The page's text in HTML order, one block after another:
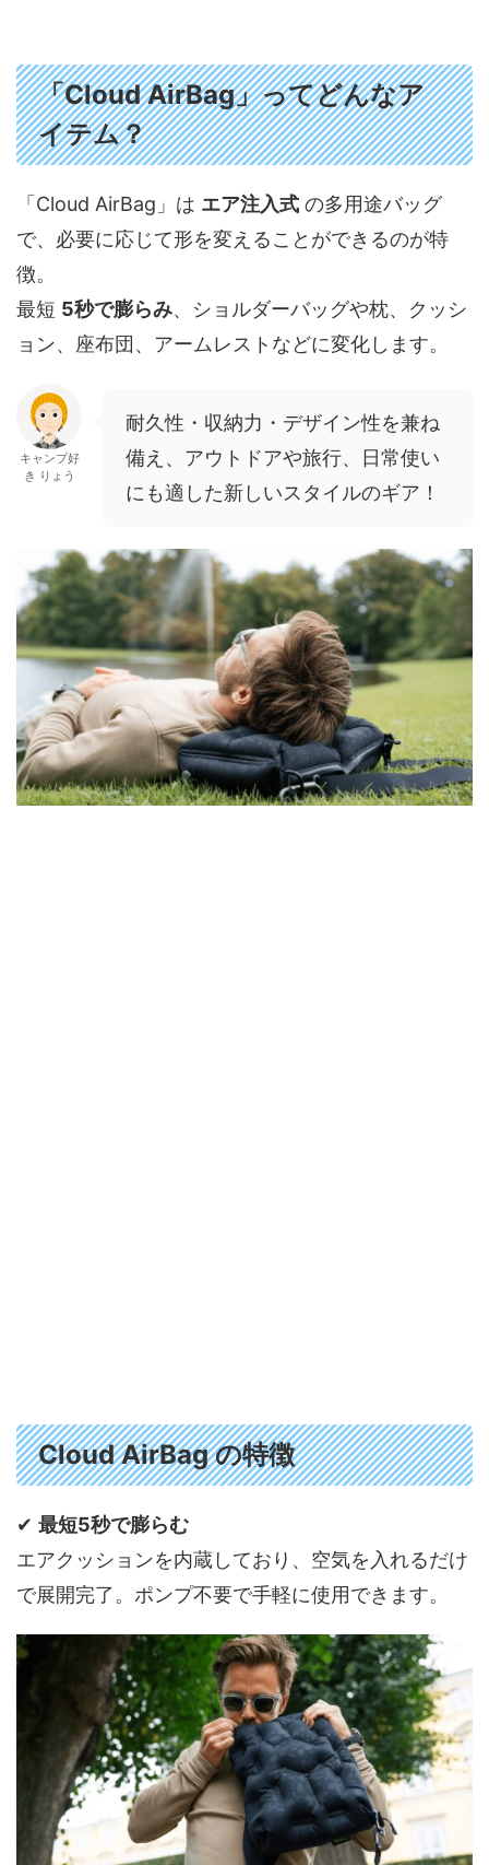
「Cloud AirBag」ってどんなア
イテム？
「Cloud AirBag」は エア注入式 の多用途バッグ
で、必要に応じて形を変えることができるのが特
徴。
最短 5秒で膨らみ、ショルダーバッグや枕、クッシ
ョン、座布団、アームレストなどに変化します。
キャンプ好
き りょう
耐久性・収納力・デザイン性を兼ね
備え、アウトドアや旅行、日常使い
にも適した新しいスタイルのギア！
Cloud AirBag の特徴
✔ 最短5秒で膨らむ
エアクッションを内蔵しており、空気を入れるだけ
で展開完了。ポンプ不要で手軽に使用できます。